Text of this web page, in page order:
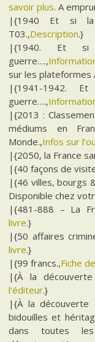
savoir plus. A
|{1940 Et si la
T03.,Description.}
|{1940. Et si
guerre….,
sur les plateformes
|{1941-1942.
guerre….,
|{2013 :
médiums en
Monde.,Infos sur
|{2050, la France
|{40 façons de
|{46 villes, bourgs
Disponible chez
|{481-888 – La
livre.}
|{50 affaires
livre.}
|{99 francs.,Fiche
|{À la découverte
l’éditeur.}
|{À la découverte
bidouilles et
dans toutes